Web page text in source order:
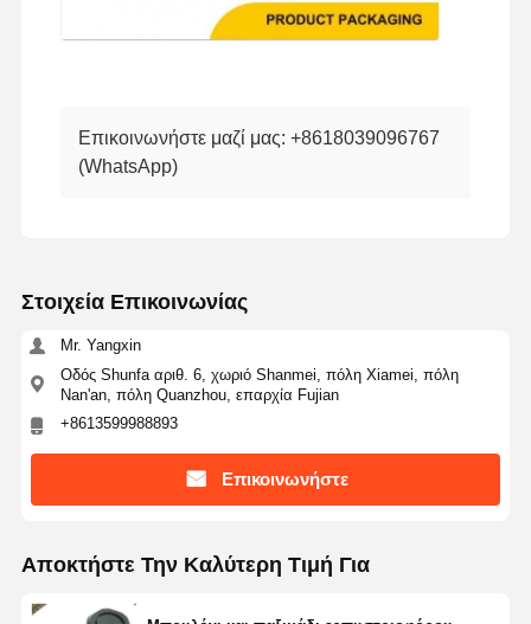
Επικοινωνήστε μαζί μας: +8618039096767
(WhatsApp)
Στοιχεία Επικοινωνίας
Mr. Yangxin
Οδός Shunfa αριθ. 6, χωριό Shanmei, πόλη Xiamei, πόλη
Nan'an, πόλη Quanzhou, επαρχία Fujian
+8613599988893
Επικοινωνήστε
Αποκτήστε Την Καλύτερη Τιμή Για